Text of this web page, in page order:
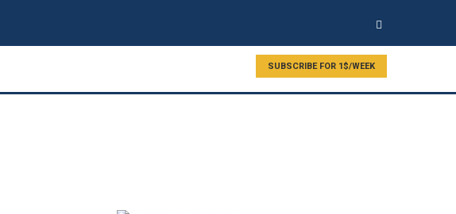
SUBSCRIBE FOR 1$/WEEK